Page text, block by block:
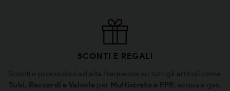
SCONTI E REGALI
Sconti e promozioni ad alta frequenza su tutti gli articoli come
Tubi, Raccordi e Valvole per Multistrato e PPR , acqua e gas.